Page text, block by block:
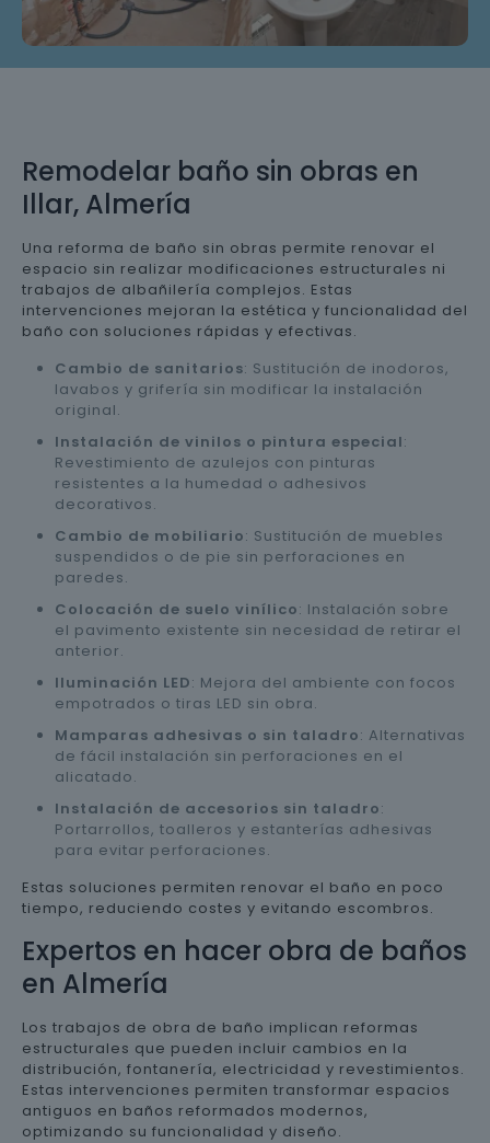
Remodelar baño sin obras en
Illar, Almería
Una reforma de baño sin obras permite renovar el
espacio sin realizar modificaciones estructurales ni
trabajos de albañilería complejos. Estas
intervenciones mejoran la estética y funcionalidad del
baño con soluciones rápidas y efectivas.
Cambio de sanitarios: Sustitución de inodoros,
lavabos y grifería sin modificar la instalación
original.
Instalación de vinilos o pintura especial:
Revestimiento de azulejos con pinturas
resistentes a la humedad o adhesivos
decorativos.
Cambio de mobiliario: Sustitución de muebles
suspendidos o de pie sin perforaciones en
paredes.
Colocación de suelo vinílico: Instalación sobre
el pavimento existente sin necesidad de retirar el
anterior.
Iluminación LED: Mejora del ambiente con focos
empotrados o tiras LED sin obra.
Mamparas adhesivas o sin taladro: Alternativas
de fácil instalación sin perforaciones en el
alicatado.
Instalación de accesorios sin taladro:
Portarrollos, toalleros y estanterías adhesivas
para evitar perforaciones.
Estas soluciones permiten renovar el baño en poco
tiempo, reduciendo costes y evitando escombros.
Expertos en hacer obra de baños
en Almería
Los trabajos de obra de baño implican reformas
estructurales que pueden incluir cambios en la
distribución, fontanería, electricidad y revestimientos.
Estas intervenciones permiten transformar espacios
antiguos en baños reformados modernos,
optimizando su funcionalidad y diseño.